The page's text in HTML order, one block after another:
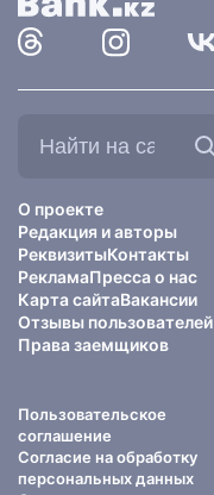
О проекте
Редакция и авторы
РеквизитыКонтакты
РекламаПресса о нас
Карта сайтаВакансии
Отзывы пользователей
Права заемщиков
Пользовательское
соглашение
Согласие на обработку
персональных данных